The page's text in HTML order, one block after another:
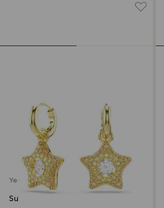
Yeni
Sublima damla küpeler